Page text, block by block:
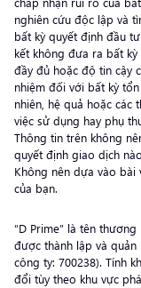
nghiên cứu độc lập và
bất kỳ quyết định đầu
kết không đưa ra bất kỳ
đầy đủ hoặc độ tin cậy
nhiệm đối với bất kỳ
nhiên, hệ quả hoặc các
việc sử dụng hay phụ
Thông tin trên không
quyết định giao dịch
Không nên dựa vào bài
của bạn.
“D Prime” là tên
được thành lập và quản
công ty: 700238). Tính
đổi tùy theo khu vực